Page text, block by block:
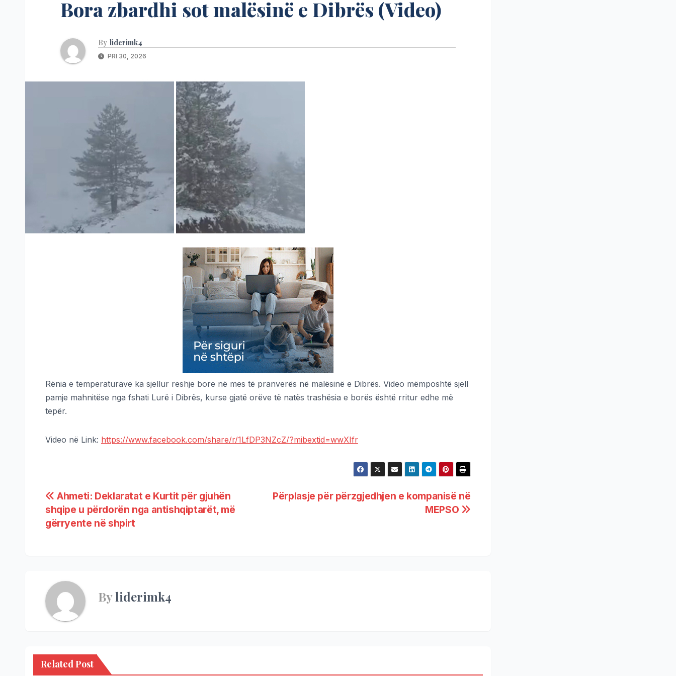
Bora zbardhi sot malësinë e Dibrës (Video)
By liderimk4
PRI 30, 2026
Rënia e temperaturave ka sjellur reshje bore në mes të pranverës në malësinë e Dibrës. Video mëmposhtë sjell
pamje mahnitëse nga fshati Lurë i Dibrës, kurse gjatë orëve të natës trashësia e borës është rritur edhe më
tepër.
Video në Link: https://www.facebook.com/share/r/1LfDP3NZcZ/?mibextid=wwXIfr
Përplasje për përzgjedhjen e kompanisë në
MEPSO
Ahmeti: Deklaratat e Kurtit për gjuhën
shqipe u përdorën nga antishqiptarët, më
gërryente në shpirt
Byliderimk4
Related Post